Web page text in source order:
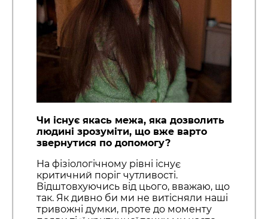
Чи існує якась межа, яка дозволить
людині зрозуміти, що вже варто
звернутися по допомогу?
На фізіологічному рівні існує
критичний поріг чутливості.
Відштовхуючись від цього, вважаю, що
так. Як дивно би ми не витісняли наші
тривожні думки, проте до моменту